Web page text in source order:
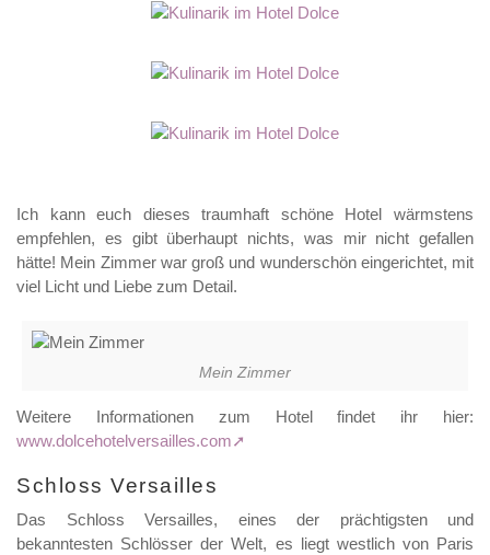
Ich kann euch dieses traumhaft schöne Hotel wärmstens
empfehlen, es gibt überhaupt nichts, was mir nicht gefallen
hätte! Mein Zimmer war groß und wunderschön eingerichtet, mit
viel Licht und Liebe zum Detail.
Mein Zimmer
Weitere Informationen zum Hotel findet ihr hier:
www.dolcehotelversailles.com
Schloss Versailles
Das Schloss Versailles, eines der prächtigsten und
bekanntesten Schlösser der Welt, es liegt westlich von Paris